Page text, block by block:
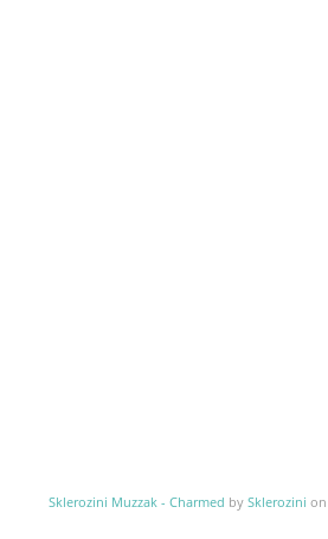
Sklerozini Muzzak - Charmed by Sklerozini on